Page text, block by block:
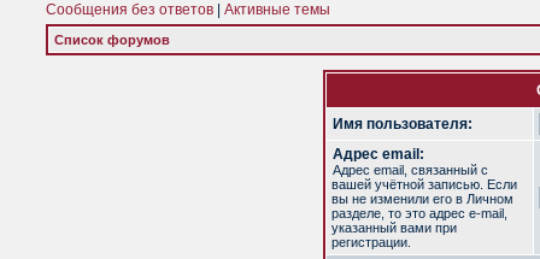
Сообщения без ответов Активные темы
Список форумов
Имя пользователя:
Адрес email:
Адрес email, связанный с
вашей учётной записью. Если
вы не изменили его в Личном
разделе, то это адрес e-mail,
указанный вами при
регистрации.